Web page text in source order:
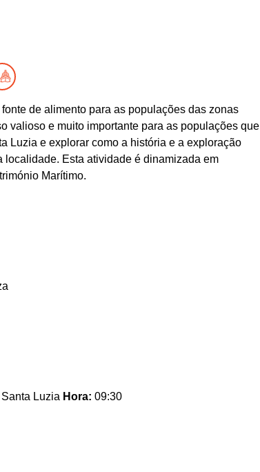
de alimento para as populações das zonas
valioso e muito importante para as populações que
Luzia e explorar como a história e a exploração
Esta atividade é dinamizada em
Marítimo.
Luzia Hora: 09:30